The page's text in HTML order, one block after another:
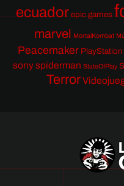
ecuador epic games
marvel MortalKombat
Peacemaker PlayStation
sony spiderman StateOfPlay
Terror